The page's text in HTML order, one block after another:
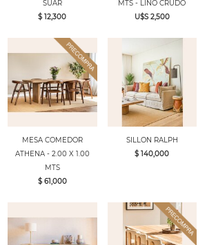
SUAR
$ 12,300
MTS - LINO CRUDO
U$S 2,500
MESA COMEDOR
ATHENA - 2.00 X 1.00
MTS
$ 61,000
SILLON RALPH
$ 140,000